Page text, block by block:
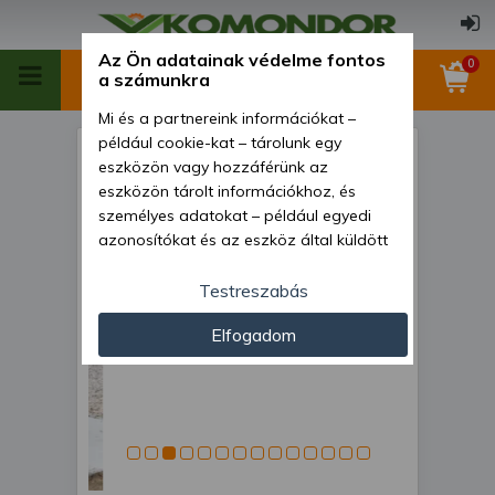
0
tárcsa 120 cm-es, 7 lapos,
hosszú távtartós.
sárkaparóval, Komondor
Az Ön adatainak védelme fontos
a számunkra
Mi és a partnereink információkat –
például cookie-kat – tárolunk egy
eszközön vagy hozzáférünk az
eszközön tárolt információkhoz, és
személyes adatokat – például egyedi
azonosítókat és az eszköz által küldött
személyre szabott hirdetések és
tartalom nyújtásához, hirdetés- és
tartalomméréshez, nézettségi adatok
gyűjtéséhez, valamint termékek
kifejlesztéséhez és a termékek
javításához. Az Ön engedélyével mi és a
módszerrel szerzett pontos geolokációs
adatokat és azonosítási információkat
Testreszabás
Elfogadom